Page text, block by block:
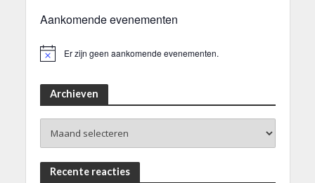
Aankomende evenementen
Er zijn geen aankomende evenementen.
Archieven
Recente reacties